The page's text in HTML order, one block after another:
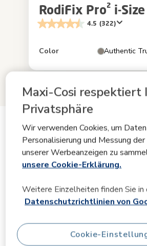
Maxi-Cosi respektiert
Privatsphäre
Wir verwenden Cookies, um
Personalisierung und Messung
unserer Werbeanzeigen zu
unsere Cookie-Erklärung.
Weitere Einzelheiten finden Sie in
Datenschutzrichtlinien von
Cookie-
Produktinformation
Produktbeschreibung
Spezifikationen
FAQs
RodiFix Pro² i-Size
4.5 (322)
Color Authentic